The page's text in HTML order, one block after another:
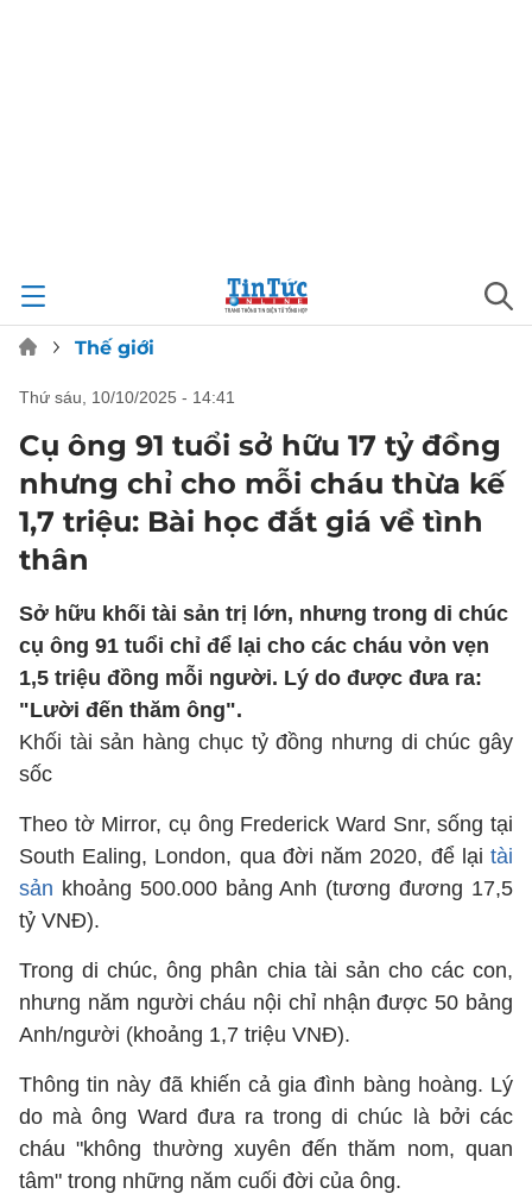
Thế giới
thứ sáu, 10/10/2025 - 14:41
Cụ ông 91 tuổi sở hữu 17 tỷ đồng
nhưng chỉ cho mỗi cháu thừa kế
1,7 triệu: Bài học đắt giá về tình
thân
Sở hữu khối tài sản trị lớn, nhưng trong di chúc
cụ ông 91 tuổi chỉ để lại cho các cháu vỏn vẹn
1,5 triệu đồng mỗi người. Lý do được đưa ra:
"Lười đến thăm ông".
Khối tài sản hàng chục tỷ đồng nhưng di chúc gây
sốc
Theo tờ Mirror, cụ ông Frederick Ward Snr, sống tại
South Ealing, London, qua đời năm 2020, để lại tài
sản khoảng 500.000 bảng Anh (tương đương 17,5
tỷ VNĐ).
Trong di chúc, ông phân chia tài sản cho các con,
nhưng năm người cháu nội chỉ nhận được 50 bảng
Anh/người (khoảng 1,7 triệu VNĐ).
Thông tin này đã khiến cả gia đình bàng hoàng. Lý
do mà ông Ward đưa ra trong di chúc là bởi các
cháu "không thường xuyên đến thăm nom, quan
tâm" trong những năm cuối đời của ông.